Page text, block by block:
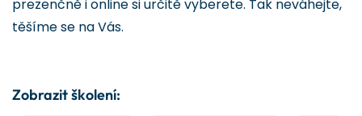
prezenčně i online si určitě vyberete. Tak neváhejte,
těšíme se na Vás.
Zobrazit školení: